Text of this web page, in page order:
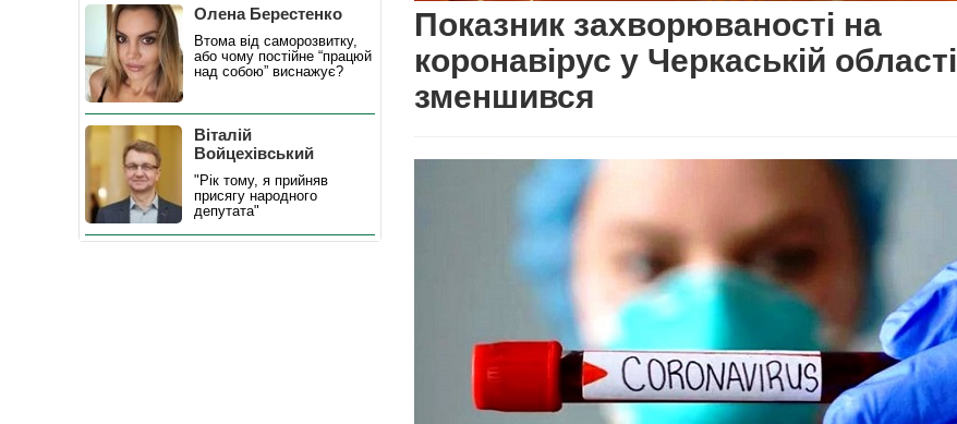
Показник захворюваності на
коронавірус у Черкаській області
зменшився
Олена Берестенко
Втома від саморозвитку,
або чому постійне “працюй
над собою” виснажує?
Віталій
Войцехівський
"Рік тому, я прийняв
присягу народного
депутата"